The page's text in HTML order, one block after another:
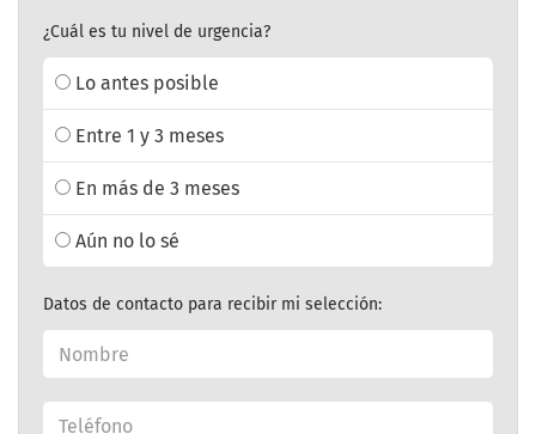
¿Cuál es tu nivel de urgencia?
Lo antes posible
Entre 1 y 3 meses
En más de 3 meses
Aún no lo sé
Datos de contacto para recibir mi selección: